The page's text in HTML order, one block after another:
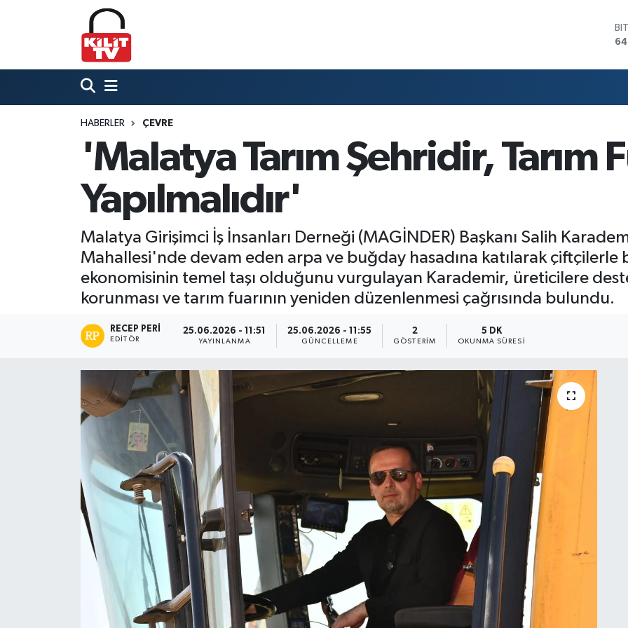
HABERLER ÇEVRE
'Malatya Tarım Şehridir, Tarım
Yapılmalıdır'
Malatya Girişimci İş İnsanları Derneği (MAGİNDER) Başkanı Salih
Mahallesi'nde devam eden arpa ve buğday hasadına katılarak çiftçilerle
ekonomisinin temel taşı olduğunu vurgulayan Karademir, üreticilere
korunması ve tarım fuarının yeniden düzenlenmesi çağrısında bulundu.
RECEP PERI
EDITÖR
25.06.2026 - 11:51
YAYINLANMA
25.06.2026 - 11:55
GÜNCELLEME
2
GÖSTERIM
5 DK
OKUNMA SÜRESI
Hava Durumu
Trafik Durumu
Süper Lig Puan Durumu ve Fikstür
Tüm Manşetler
Son Dakika Haberleri
Haber Arşivi